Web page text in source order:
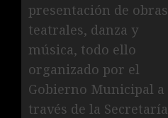
presentación de obras
teatrales, danza y
música, todo ello
organizado por el
Gobierno Municipal a
través de la Secretaría